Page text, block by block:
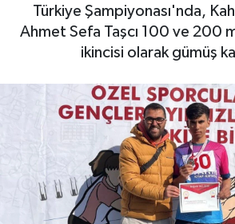
Türkiye Şampiyonası'nda,
Ahmet Sefa Taşcı 100 ve 200
ikincisi olarak gümüş
Haberde İnsan
Magazin
Manşet Altı
Manşetler